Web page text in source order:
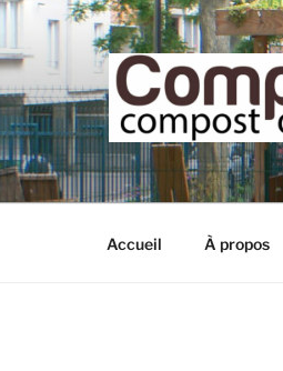
Accueil À propos